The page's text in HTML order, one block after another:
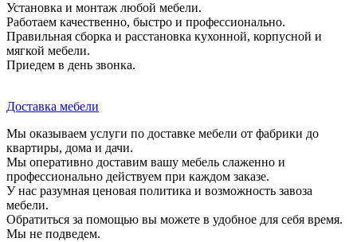
Установка и монтаж любой мебели.
Работаем качественно, быстро и профессионально.
Правильная сборка и расстановка кухонной, корпусной и
мягкой мебели.
Приедем в день звонка.
Доставка мебели
Мы оказываем услуги по доставке мебели от фабрики до
квартиры, дома и дачи.
Мы оперативно доставим вашу мебель слаженно и
профессионально действуем при каждом заказе.
У нас разумная ценовая политика и возможность завоза
мебели.
Обратиться за помощью вы можете в удобное для себя время.
Мы не подведем.